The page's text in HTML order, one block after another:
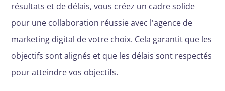
résultats et de délais, vous créez un cadre solide
pour une collaboration réussie avec l'agence de
marketing digital de votre choix. Cela garantit que les
objectifs sont alignés et que les délais sont respectés
pour atteindre vos objectifs.